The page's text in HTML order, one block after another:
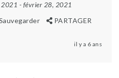
- février 28, 2021
PARTAGER
il y a 6 ans